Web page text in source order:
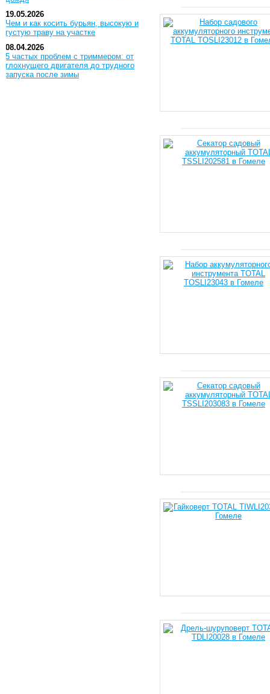
19.05.2026
Чем и как косить бурьян, высокую и
густую траву на участке
08.04.2026
5 частых проблем с триммером: от
глохнущего двигателя до трудного
запуска после зимы